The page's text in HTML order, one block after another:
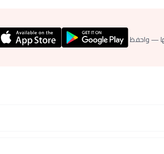
— واحفظ